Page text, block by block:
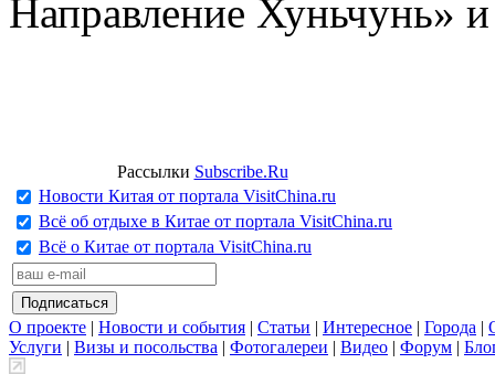
Направление Хуньчунь»
Рассылки Subscribe.Ru
Новости Китая от портала VisitChina.ru
Всё об отдыхе в Китае от портала VisitChina.ru
Всё о Китае от портала VisitChina.ru
О проекте | Новости и события | Статьи | Интересное | Города |
Услуги | Визы и посольства | Фотогалереи | Видео | Форум |